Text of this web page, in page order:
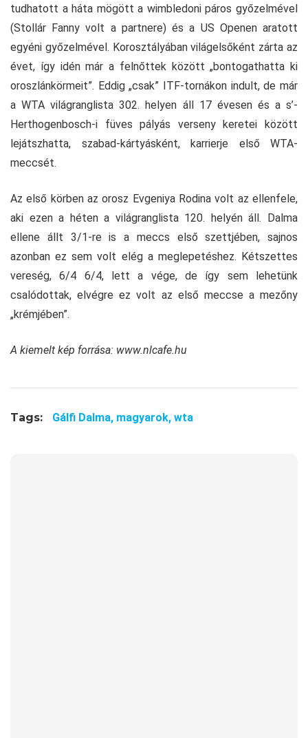
tudhatott a háta mögött a wimbledoni páros győzelmével
(Stollár Fanny volt a partnere) és a US Openen aratott
egyéni győzelmével. Korosztályában világelsőként zárta az
évet, így idén már a felnőttek között „bontogathatta ki
oroszlánkörmeit”. Eddig „csak” ITF-tornákon indult, de már
a WTA világranglista 302. helyen áll 17 évesen és a s’-
Herthogenbosch-i füves pályás verseny keretei között
lejátszhatta, szabad-kártyásként, karrierje első WTA-
meccsét.
Az első körben az orosz Evgeniya Rodina volt az ellenfele,
aki ezen a héten a világranglista 120. helyén áll. Dalma
ellene állt 3/1-re is a meccs első szettjében, sajnos
azonban ez sem volt elég a meglepetéshez. Kétszettes
vereség, 6/4 6/4, lett a vége, de így sem lehetünk
csalódottak, elvégre ez volt az első meccse a mezőny
„krémjében”.
A kiemelt kép forrása: www.nlcafe.hu
Tags: Gálfi Dalma, magyarok, wta